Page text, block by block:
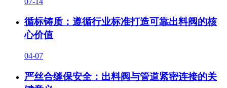
循标铸质：遵循行业标准打造可靠出料阀的核
心价值
04-07
严丝合缝保安全：出料阀与管道紧密连接的关